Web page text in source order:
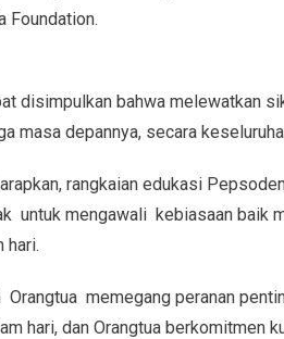
Foundation.
disimpulkan bahwa melewatkan
masa depannya, secara
rangkaian edukasi
untuk mengawali kebiasaan baik
hari.
Orangtua memegang peranan
hari, dan Orangtua berkomitmen